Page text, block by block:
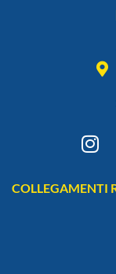
COLLEGAMENTI